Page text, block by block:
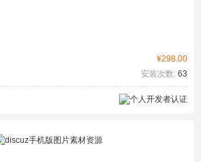
¥298.00
安装次数: 63